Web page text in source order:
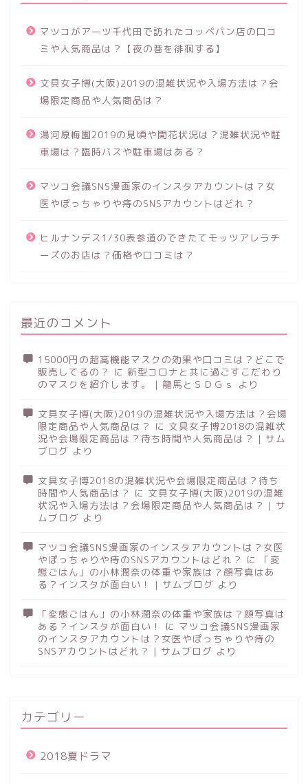
マツコがアーツ千代田で訪れたコッペパン店の口コ
ミや人気商品は？【夜の巷を徘徊する】
文具女子博(大阪)2019の混雑状況や入場方法は？会
場限定商品や人気商品は？
湯河原梅園2019の見頃や開花状況は？混雑状況や駐
車場は？臨時バスや駐車場はある？
マツコ会議SNS漫画家のインスタアカウントは？女
医やぽっちゃりや痔のSNSアカウントはどれ？
ヒルナンデス1/30表参道のできたてモッツアレラチ
ーズのお店は？価格や口コミは？
最近のコメント
15000円の超高機能マスクの効果や口コミは？どこで
販売してるの？ に 新型コロナと共に過ごすこだわり
のマスクを紹介します。 | 龍馬とＳＤＧｓ
より
文具女子博(大阪)2019の混雑状況や入場方法は？会場
限定商品や人気商品は？ に 文具女子博2018の混雑状
況や会場限定商品は？待ち時間や人気商品は？ | サム
ブログ より
文具女子博2018の混雑状況や会場限定商品は？待ち
時間や人気商品は？ に 文具女子博(大阪)2019の混雑
状況や入場方法は？会場限定商品や人気商品は？ | サ
ムブログ より
マツコ会議SNS漫画家のインスタアカウントは？女医
やぽっちゃりや痔のSNSアカウントはどれ？ に
「変
態ごはん」の小林潤奈の体重や家族は？顔写真はあ
る？インスタが面白い！ | サムブログ より
「変態ごはん」の小林潤奈の体重や家族は？顔写真は
ある？インスタが面白い！
に マツコ会議SNS漫画家
のインスタアカウントは？女医やぽっちゃりや痔の
SNSアカウントはどれ？ | サムブログ より
カテゴリー
2018夏ドラマ